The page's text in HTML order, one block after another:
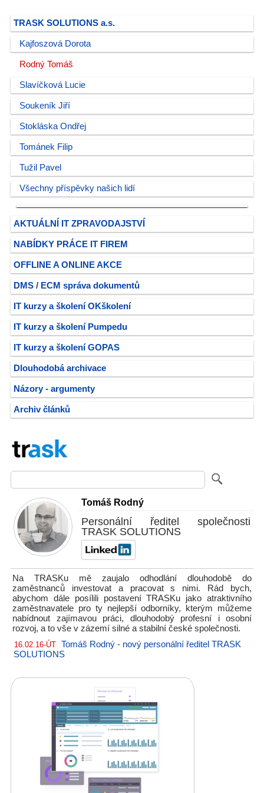
TRASK SOLUTIONS a.s.
Kajfoszová Dorota
Rodný Tomáš
Slavíčková Lucie
Soukeník Jiří
Stokláska Ondřej
Tománek Filip
Tužil Pavel
Všechny příspěvky našich lidí
AKTUÁLNÍ IT ZPRAVODAJSTVÍ
NABÍDKY PRÁCE IT FIREM
OFFLINE A ONLINE AKCE
DMS / ECM správa dokumentů
IT kurzy a školení OKškolení
IT kurzy a školení Pumpedu
IT kurzy a školení GOPAS
Dlouhodobá archivace
Názory - argumenty
Archiv článků
Tomáš Rodný
Personální ředitel společnosti
TRASK SOLUTIONS
Na TRASKu mě zaujalo odhodlání dlouhodobě do
zaměstnanců investovat a pracovat s nimi. Rád bych,
abychom dále posílili postavení TRASKu jako atraktivního
zaměstnavatele pro ty nejlepší odborníky, kterým můžeme
nabídnout zajímavou práci, dlouhodobý profesní i osobní
rozvoj, a to vše v zázemí silné a stabilní české společnosti.
16.02.16-ÚT Tomáš Rodný - nový personální ředitel TRASK
SOLUTIONS